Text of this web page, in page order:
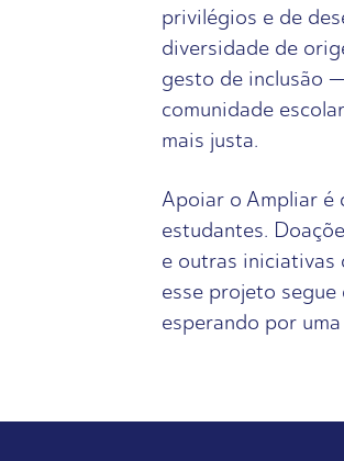
privilégios e de
diversidade de
gesto de inclusão
comunidade
mais justa.
Apoiar o Ampliar é
estudantes.
e outras iniciativas
esse projeto
esperando por